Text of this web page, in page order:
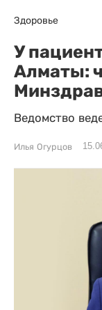
Здоровье
У
Алматы:
Ведомство
Илья Огурцов